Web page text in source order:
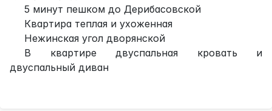
5 минут пешком до Дерибасовской
Квартира теплая и ухоженная
Нежинская угол дворянской
В квартире двуспальная кровать и
двуспальный диван